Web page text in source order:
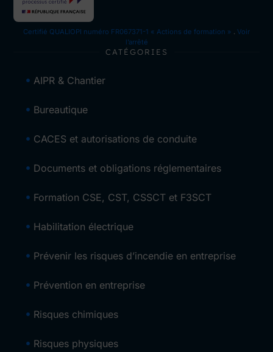
Certifié QUALIOPI numéro FR067371-1 « Actions de formation » . Voir
l’arrêté
CATÉGORIES
AIPR & Chantier
Bureautique
CACES et autorisations de conduite
Documents et obligations réglementaires
Formation CSE, CST, CSSCT et F3SCT
Habilitation électrique
Prévenir les risques d’incendie en entreprise
Prévention en entreprise
Risques chimiques
Risques physiques